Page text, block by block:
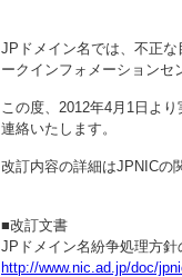
JPドメイン名では、不正
ークインフォメーションセ
この度、2012年4月1日よ
連絡いたします。
改訂内容の詳細はJPNICの
■改訂文書
JPドメイン名紛争処理方針
http://www.nic.ad.jp/doc/